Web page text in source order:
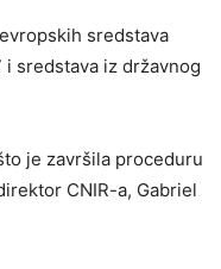
sredstava
sredstava iz državnog
je završila proceduru
CNIR-a, Gabriel